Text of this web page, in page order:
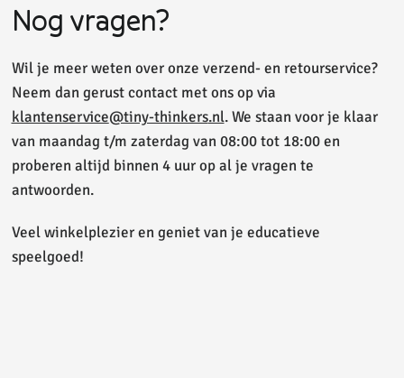
Nog vragen?
Wil je meer weten over onze verzend- en retourservice?
Neem dan gerust contact met ons op via
klantenservice@tiny-thinkers.nl. We staan voor je klaar
van maandag t/m zaterdag van 08:00 tot 18:00 en
proberen altijd binnen 4 uur op al je vragen te
antwoorden.
Veel winkelplezier en geniet van je educatieve
speelgoed!